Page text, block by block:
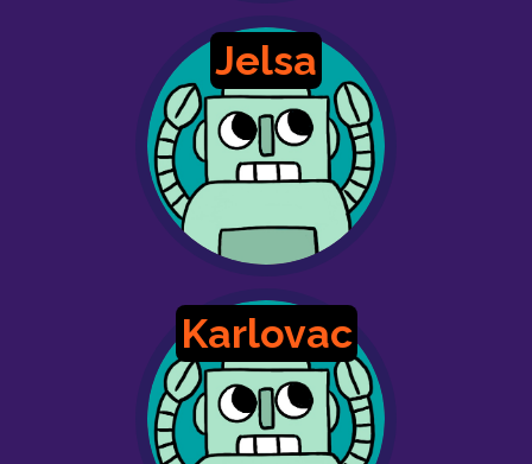
Jelsa
Karlovac